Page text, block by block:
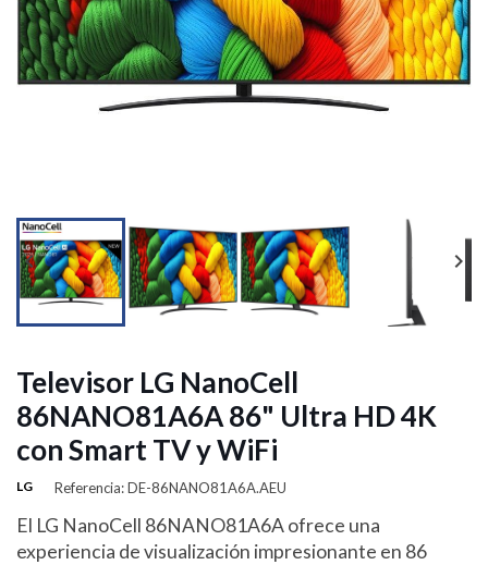
 
Televisor LG NanoCell
86NANO81A6A 86" Ultra HD 4K
con Smart TV y WiFi
LG Referencia: DE-86NANO81A6A.AEU
El LG NanoCell 86NANO81A6A ofrece una
experiencia de visualización impresionante en 86